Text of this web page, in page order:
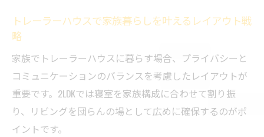
トレーラーハウスで家族暮らしを叶えるレイアウト戦
略
家族でトレーラーハウスに暮らす場合、プライバシーと
コミュニケーションのバランスを考慮したレイアウトが
重要です。2LDKでは寝室を家族構成に合わせて割り振
り、リビングを団らんの場として広めに確保するのがポ
イントです。